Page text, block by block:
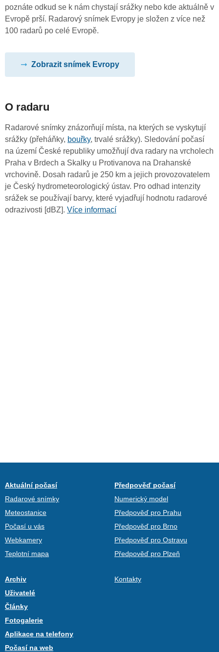
poznáte odkud se k nám chystají srážky nebo kde aktuálně v
Evropě prší. Radarový snímek Evropy je složen z více než
100 radarů po celé Evropě.
Zobrazit snímek Evropy
O radaru
Radarové snímky znázorňují místa, na kterých se vyskytují
srážky (přeháňky, bouřky, trvalé srážky). Sledování počasí
na území České republiky umožňují dva radary na vrcholech
Praha v Brdech a Skalky u Protivanova na Drahanské
vrchovině. Dosah radarů je 250 km a jejich provozovatelem
je Český hydrometeorologický ústav. Pro odhad intenzity
srážek se používají barvy, které vyjadřují hodnotu radarové
odrazivosti [dBZ]. Více informací
Aktuální počasí
Radarové snímky
Meteostanice
Počasí u vás
Webkamery
Teplotní mapa
Předpověď počasí
Numerický model
Předpověď pro Prahu
Předpověď pro Brno
Předpověď pro Ostravu
Předpověď pro Plzeň
Archiv
Uživatelé
Články
Fotogalerie
Aplikace na telefony
Počasí na web
Kontakty